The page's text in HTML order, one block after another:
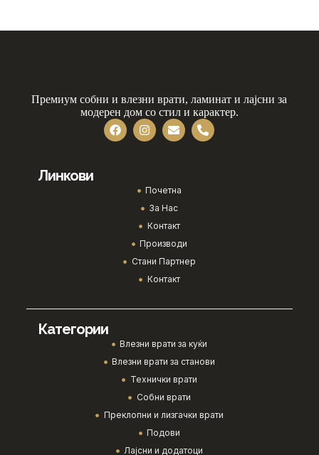
Премиум собни и влезни врати, ламинат и лајсни за
модерен дом со стил и карактер.
Линкови
Почетна
За Нас
Контакт
Производи
Стани Партнер
Контакт
Категории
Влезни врати за куќи
Влезни врати за станови
Технички врати
Собни врати
Преклопни и лизгачки врати
Подови
Лајсни и додатоци